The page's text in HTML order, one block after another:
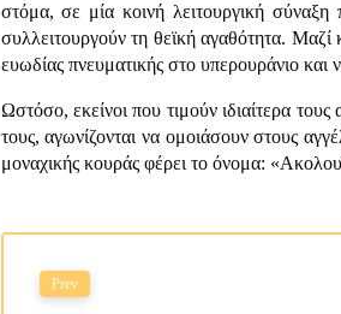
στόμα, σε μία κοινή λειτουργική
συλλειτουργούν τη θεϊκή αγαθότητα. Μαζί
ευωδίας πνευματικής στο υπερουράνιο και
Ωστόσο, εκείνοι που τιμούν ιδιαίτερα
τους, αγωνίζονται να ομοιάσουν στους
μοναχικής κουράς φέρει το όνομα:
Prev